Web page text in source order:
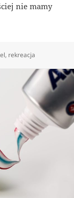
nie mamy
, rekreacja